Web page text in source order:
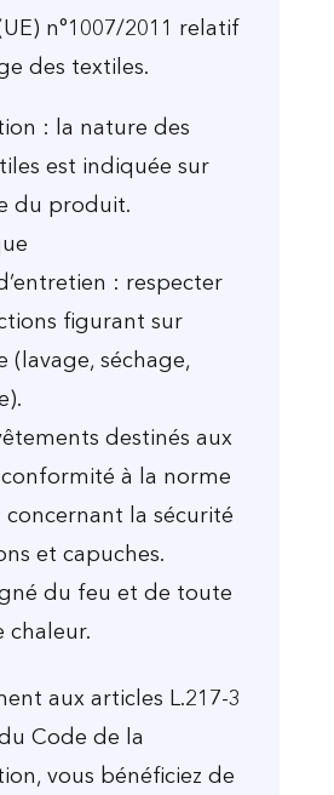
n°1007/2011 relatif
des textiles.
: la nature des
est indiquée sur
du produit.
: respecter
figurant sur
(lavage, séchage,
destinés aux
à la norme
concernant la sécurité
et capuches.
du feu et de toute
chaleur.
aux articles L.217-3
Code de la
vous bénéficiez de